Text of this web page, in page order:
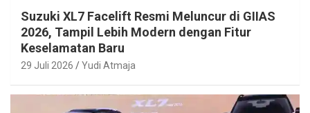
Suzuki XL7 Facelift Resmi Meluncur di GIIAS
2026, Tampil Lebih Modern dengan Fitur
Keselamatan Baru
29 Juli 2026 Yudi Atmaja